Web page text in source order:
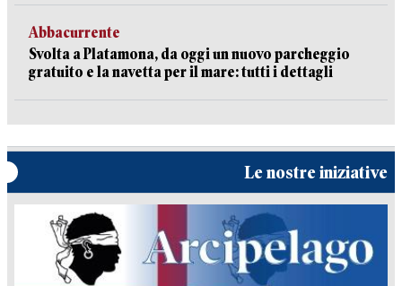
Abbacurrente
Svolta a Platamona, da oggi un nuovo parcheggio
gratuito e la navetta per il mare: tutti i dettagli
Le nostre iniziative